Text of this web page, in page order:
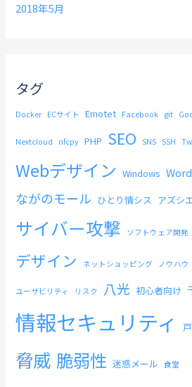
2018年5月
タグ
Docker ECサイト Emotet Facebook git
Nextcloud nfcpy PHP SEO SNS SSH
Webデザイン Windows
ながのモール ひとり情シス アズシ
サイバー攻撃 ソフトウェア開発
デザイン ネットショッピング ノウハウ
ユーザビリティ リスク 八光 初心者向け
情報セキュリティ
脅威 脆弱性 迷惑メール 食堂